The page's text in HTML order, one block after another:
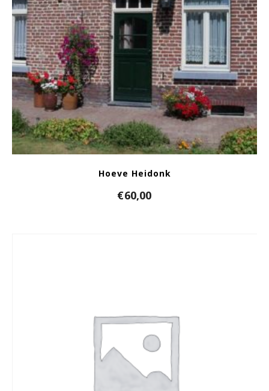
Hoeve Heidonk
€60,00